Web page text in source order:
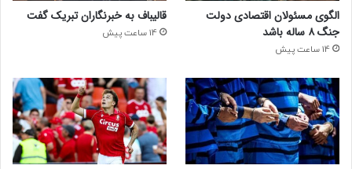
الگوی مسئولان اقتصادی دولت
جنگ ۸ ساله باشد
14 ساعت پیش
قالیباف به خبرنگاران تبریک گفت
14 ساعت پیش